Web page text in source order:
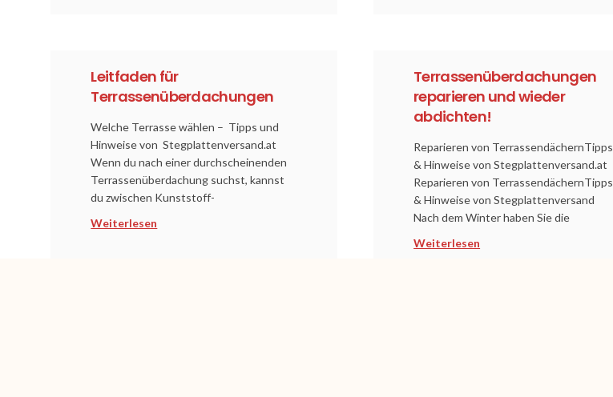
Leitfaden für
Terrassenüberdachungen
Welche Terrasse wählen – Tipps und
Hinweise von Stegplattenversand.at
Wenn du nach einer durchscheinenden
Terrassenüberdachung suchst, kannst
du zwischen Kunststoff-
Weiterlesen
Terrassenüberdachungen
reparieren und wieder
abdichten!
Reparieren von TerrassendächernTipps
& Hinweise von Stegplattenversand.at
Reparieren von TerrassendächernTipps
& Hinweise von Stegplattenversand
Nach dem Winter haben Sie die
Weiterlesen